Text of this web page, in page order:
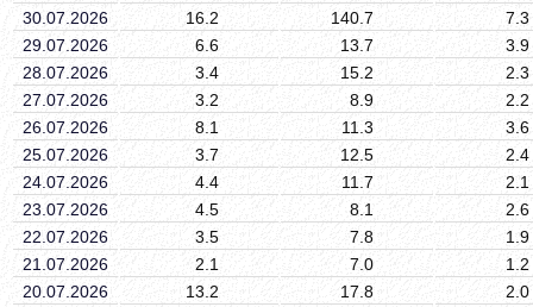
30.07.2026
16.2 140.7
7.3
29.07.2026
6.6 13.7
3.9
28.07.2026
3.4 15.2
2.3
27.07.2026
3.2 8.9
2.2
26.07.2026
8.1 11.3
3.6
25.07.2026
3.7 12.5
2.4
24.07.2026
4.4 11.7
2.1
23.07.2026
4.5 8.1
2.6
22.07.2026
3.5 7.8
1.9
21.07.2026
2.1 7.0
1.2
20.07.2026
13.2 17.8
2.0